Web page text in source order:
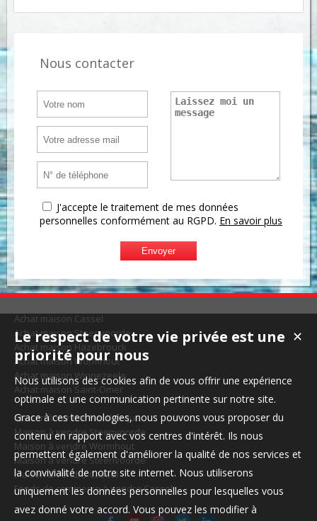
Nous contacter
J'accepte le traitement de mes données
personnelles conformément au RGPD. En savoir plus
Achat maison Cassel
Achat maison Steenvoorde
Achat maison Hazebrouck
Achat maison Wormhout
Achat maison Winnezeele
Achat maison Saint-Omer
Maison à vendre Houtkerque
Maison à vendre Steenvoorde
Maison à vendre Wormhout
Maison à vendre Steenvoorde
Maison à vendre Cassel
Fonds de commerce à vendre Cassel
✕
Le respect de votre vie privée est une
priorité pour nous
Nous utilisons des cookies afin de vous offrir une expérience
optimale et une communication pertinente sur notre site.
Grace à ces technologies, nous pouvons vous proposer du
contenu en rapport avec vos centres d'intérêt. Ils nous
permettent également d'améliorer la qualité de nos services et
la convivialité de notre site internet. Nous utiliserons
uniquement les données personnelles pour lesquelles vous
avez donné votre accord. Vous pouvez les modifier à